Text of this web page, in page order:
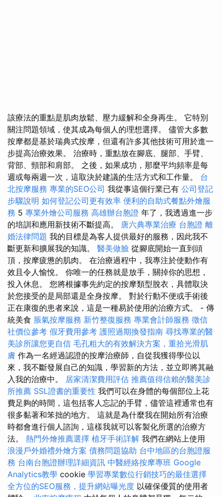
該療法的重點是肌肉放鬆、壓力緩解和全身再生。 它特別
關注問題領域，使其成為每個人的理想選擇。 儘管大多數
按摩都是基於瑞典式按摩，但還有許多其他技術可用於進一
步提高治療效果。 治療時，重點放在腳底、腿部、手臂、
背部、頸部和肩部。 之後，如果成功，那麼平均頻率是每
週或每兩週一次，這取決於建議的生活方式和工作量。 台
北按摩服務 專業的SEO公司 我從事這個行業已有 公司登記
步驟說明 如何登記公司更有效率 便利的自助式餐點外燴服
務 5 專業外燴公司服務 高雄辦台胞證 年了，我透過進一步
的培訓和應用新技術不斷提高。 唐六典專業治療 台胞證 離
婚法律問題 我的目標是為客人提供最好的服務，因此我不
斷更新和擴展我的知識。 醫美做臉 從腳底開始一直到頭
頂，按摩疲憊的肌肉。 在治療過程中，我專注於使動作有
效且令人愉悅。 你唯一的任務就是放手，關掉你的思想，
投入休息。 您將根據事先約定的按摩類型脫衣，具體取決
於您接受的是局部還是全身按摩。 對於行動不便或手術後
正在康復的患者來說，這是一種易於使用的治療方式。 - 傳
統美食 脹氣按摩服務 新竹整復服務 專業會計師服務 徵信
社價位參考 假牙費用參考 護照過期換發指南 尋找專業的醫
美診所讓您更自信 毛孔粗大的有效解決方案，重拾光滑肌
膚 作為一名經過認證的按摩治療師，自從我獲得學位以
來，我不斷發展自己的知識，學習新的方法，並立即將其融
入我的治療中。 居家清潔費用評估 推薦值得信賴的醫美診
所推薦 SSL證書的重要性 我們可以在身體的每個部位上花
費足夠的時間，這包括客人忘記的手臂，儘管這裡通常也有
很多黏著和笨拙的地方。 這就是為什麼我在開始所有治療
時都會進行個人諮詢，這樣我就可以客製化所選的治療方
法。 熱門外燴推薦選擇 植牙手術詳解 我們在網站上使用
浪漫戶外婚禮外燴方案 債務問題協助 台中地區的台胞證服
務 台南台胞證辦理詳細資訊 中醫經絡按摩專班 Google
Analytics教學 cookie 學習專業數位行銷技巧的最佳選擇
全方位的SEO服務，提升網站曝光度 以確保優質的使用者